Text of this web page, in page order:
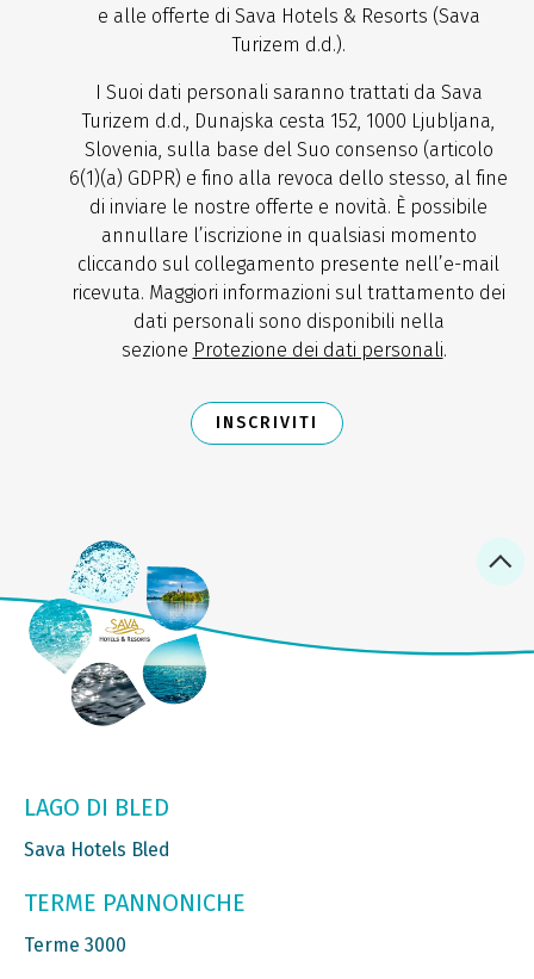
e alle offerte di Sava Hotels & Resorts (Sava
Turizem d.d.).
I Suoi dati personali saranno trattati da Sava
Turizem d.d., Dunajska cesta 152, 1000 Ljubljana,
Slovenia, sulla base del Suo consenso (articolo
6(1)(a) GDPR) e fino alla revoca dello stesso, al fine
di inviare le nostre offerte e novità. È possibile
annullare l’iscrizione in qualsiasi momento
cliccando sul collegamento presente nell’e-mail
ricevuta. Maggiori informazioni sul trattamento dei
dati personali sono disponibili nella
sezione Protezione dei dati personali.
INSCRIVITI
LAGO DI BLED
Sava Hotels Bled
TERME PANNONICHE
Terme 3000